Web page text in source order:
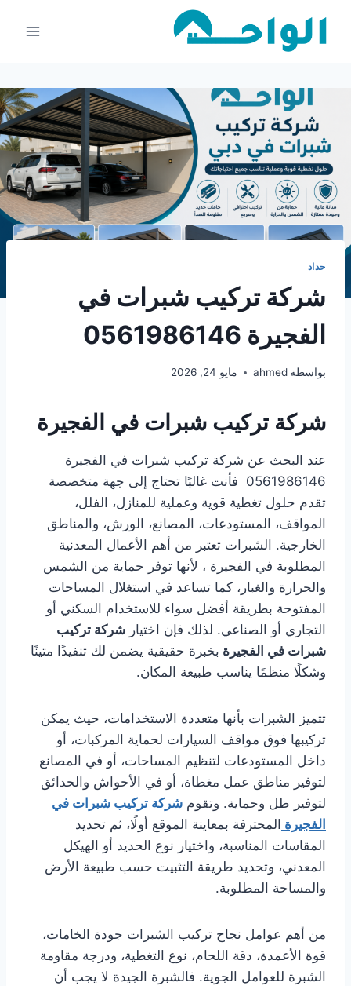
حداد
شركة تركيب شبرات في
الفجيرة 0561986146
بواسطة ahmed مايو 24, 2026
شركة تركيب شبرات في الفجيرة
عند البحث عن شركة تركيب شبرات في الفجيرة
0561986146 فأنت غالبًا تحتاج إلى جهة متخصصة
تقدم حلول تغطية قوية وعملية للمنازل، الفلل،
المواقف، المستودعات، المصانع، الورش، والمناطق
الخارجية. الشبرات تعتبر من أهم الأعمال المعدنية
المطلوبة في الفجيرة ، لأنها توفر حماية من الشمس
والحرارة والغبار، كما تساعد في استغلال المساحات
المفتوحة بطريقة أفضل سواء للاستخدام السكني أو
التجاري أو الصناعي. لذلك فإن اختيار شركة تركيب
شبرات في الفجيرة بخبرة حقيقية يضمن لك تنفيذًا متينًا
وشكلًا منظمًا يناسب طبيعة المكان.
تتميز الشبرات بأنها متعددة الاستخدامات، حيث يمكن
تركيبها فوق مواقف السيارات لحماية المركبات، أو
داخل المستودعات لتنظيم المساحات، أو في المصانع
لتوفير مناطق عمل مغطاة، أو في الأحواش والحدائق
لتوفير ظل وحماية. وتقوم شركة تركيب شبرات في
الفجيرة المحترفة بمعاينة الموقع أولًا، ثم تحديد
المقاسات المناسبة، واختيار نوع الحديد أو الهيكل
المعدني، وتحديد طريقة التثبيت حسب طبيعة الأرض
والمساحة المطلوبة.
من أهم عوامل نجاح تركيب الشبرات جودة الخامات،
قوة الأعمدة، دقة اللحام، نوع التغطية، ودرجة مقاومة
الشبرة للعوامل الجوية. فالشبرة الجيدة لا يجب أن